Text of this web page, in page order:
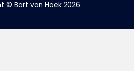
© Bart van Hoek 2026